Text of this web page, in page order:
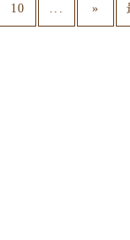
がします。 この
10 »